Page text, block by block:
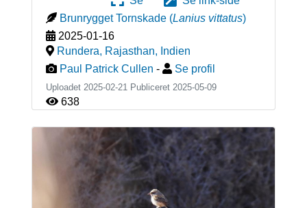
Brunrygget Tornskade (Lanius vittatus)
2025-01-16
Rundera, Rajasthan, Indien
Paul Patrick Cullen - Se profil
Uploadet 2025-02-21 Publiceret 2025-05-09
638